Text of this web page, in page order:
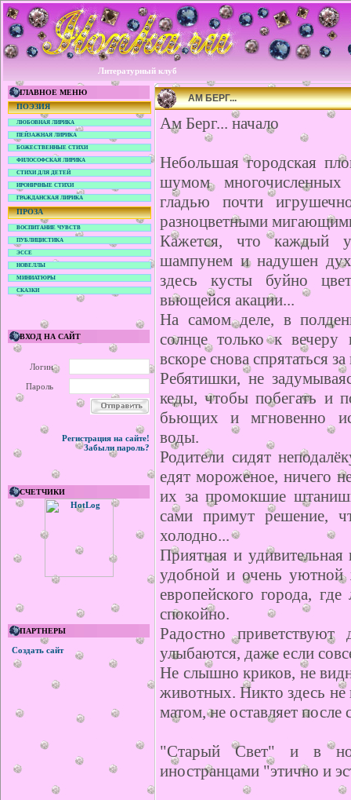
Литературный клуб
ГЛАВНОЕ МЕНЮ
ПОЭЗИЯ
ЛЮБОВНАЯ ЛИРИКА
ПЕЙЗАЖНАЯ ЛИРИКА
БОЖЕСТВЕННЫЕ СТИХИ
ФИЛОСОФСКАЯ ЛИРИКА
СТИХИ ДЛЯ ДЕТЕЙ
ИРОНИЧНЫЕ СТИХИ
ГРАЖДАНСКАЯ ЛИРИКА
ПРОЗА
ВОСПИТАНИЕ ЧУВСТВ
ПУБЛИЦИСТИКА
ЭССЕ
НОВЕЛЛЫ
МИНИАТЮРЫ
СКАЗКИ
ВХОД НА САЙТ
Логин
Пароль
Регистрация на сайте!
Забыли пароль?
СЧЕТЧИКИ
ПАРТНЕРЫ
Создать сайт
АМ БЕРГ...
Ам Берг... начало
Небольшая городская
шумом многочисленных
гладью почти
разноцветными
Кажется, что каждый
шампунем и надушен
здесь кусты буйно
вьющейся акации...
На самом деле, в
солнце только к
вскоре снова спрятаться за
Ребятишки, не
кеды, чтобы побегать и
бьющих и мгновенно
воды.
Родители сидят
едят мороженое, ничего
их за промокшие
сами примут решение,
холодно...
Приятная и
удобной и очень уютной
европейского города,
спокойно.
Радостно
улыбаются, даже если
Не слышно криков, не
животных. Никто здесь не
матом, не оставляет после
"Старый Свет" и в
иностранцами "этично и